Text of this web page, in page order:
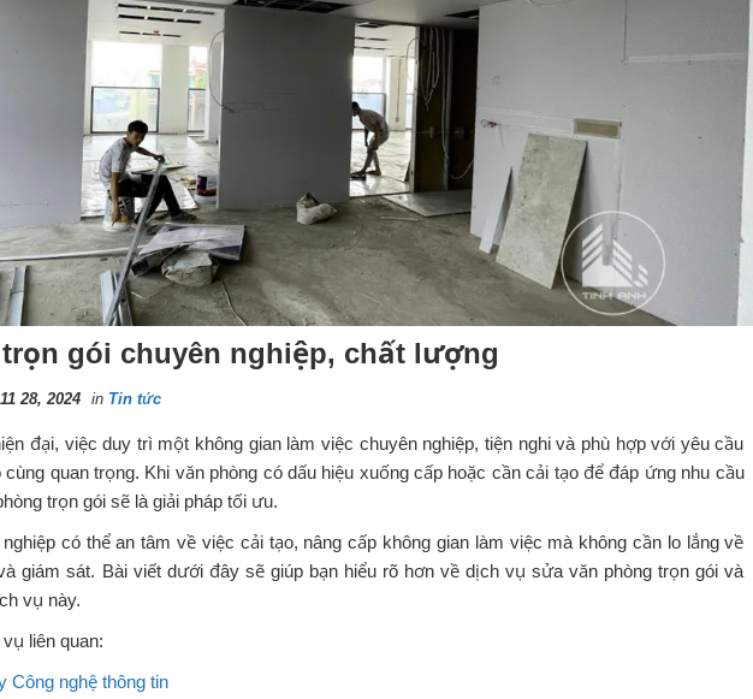
gói chuyên nghiệp, chất lượng
28, 2024 in Tin tức
đại, việc duy trì một không gian làm việc chuyên nghiệp, tiện nghi và phù hợp với yêu cầu
quan trọng. Khi văn phòng có dấu hiệu xuống cấp hoặc cần cải tạo để đáp ứng nhu cầu
trọn gói sẽ là giải pháp tối ưu.
có thể an tâm về việc cải tạo, nâng cấp không gian làm việc mà không cần lo lắng về
giám sát. Bài viết dưới đây sẽ giúp bạn hiểu rõ hơn về dịch vụ sửa văn phòng trọn gói và
vụ này.
liên quan:
Công nghệ thông tin